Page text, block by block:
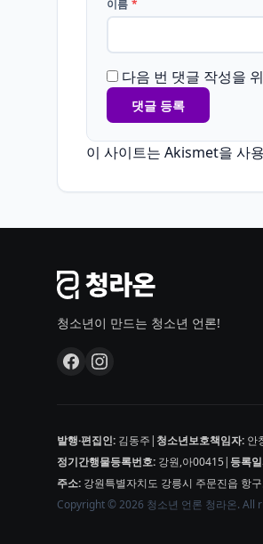
이름 *
다음 번 댓글 작성을
이 사이트는 Akismet을 사
청소년이 만드는 청소년 언론!
발행·편집인: 김동주| 청소년보호책임자: 안
정기간행물등록번호: 강원,아00415| 등록
주소: 강원특별자치도 강릉시 주문진읍 항
Copyright © 2026 청소년 언론 청라온. All